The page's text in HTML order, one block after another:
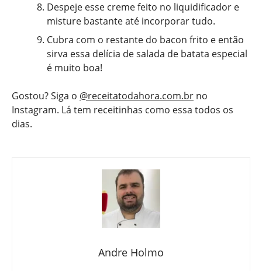
Despeje esse creme feito no liquidificador e
misture bastante até incorporar tudo.
Cubra com o restante do bacon frito e então
sirva essa delícia de salada de batata especial
é muito boa!
Gostou? Siga o @receitatodahora.com.br no
Instagram. Lá tem receitinhas como essa todos os
dias.
Andre Holmo